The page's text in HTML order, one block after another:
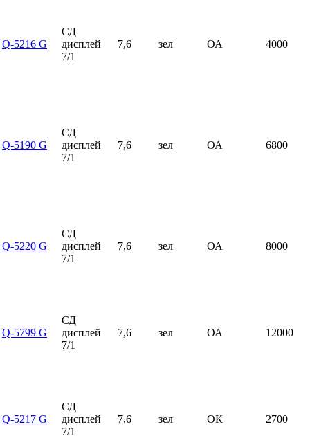
Q-5216 G
СД
дисплей
7/1
7,6 зел ОА 4000
Q-5190 G
СД
дисплей
7/1
7,6 зел ОА 6800
Q-5220 G
СД
дисплей
7/1
7,6 зел ОА 8000
Q-5799 G
СД
дисплей
7/1
7,6 зел ОА 12000
Q-5217 G
СД
дисплей
7/1
7,6 зел ОК 2700